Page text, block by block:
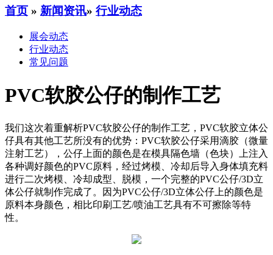
首页 » 新闻资讯» 行业动态
展会动态
行业动态
常见问题
PVC软胶公仔的制作工艺
我们这次着重解析PVC软胶公仔的制作工艺，PVC软胶立体公
仔具有其他工艺所没有的优势：PVC软胶公仔采用滴胶（微量
注射工艺），公仔上面的颜色是在模具隔色墙（色块）上注入
各种调好颜色的PVC原料，经过烤模、冷却后导入身体填充料
进行二次烤模、冷却成型、脱模，一个完整的PVC公仔/3D立
体公仔就制作完成了。因为PVC公仔/3D立体公仔上的颜色是
原料本身颜色，相比印刷工艺/喷油工艺具有不可擦除等特
性。